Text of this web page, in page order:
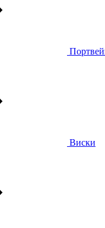
Виски